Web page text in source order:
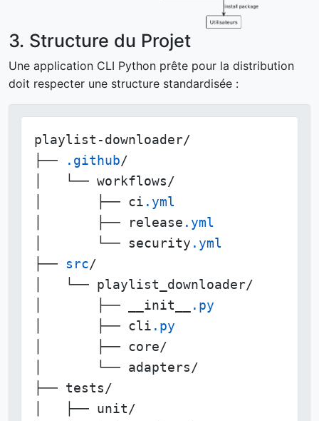
3. Structure du Projet
Une application CLI Python prête pour la distribution
doit respecter une structure standardisée :
playlist-downloader/
├──
.github/
│   └── workflows/
│       ├── ci .yml
│       ├── release .yml
│       └── security .yml
├── src/
│   └── playlist_downloader/
│       ├── __init__
.py
│       ├── cli .py
│       ├── core/
│       └── adapters/
├── tests/
│   ├── unit/